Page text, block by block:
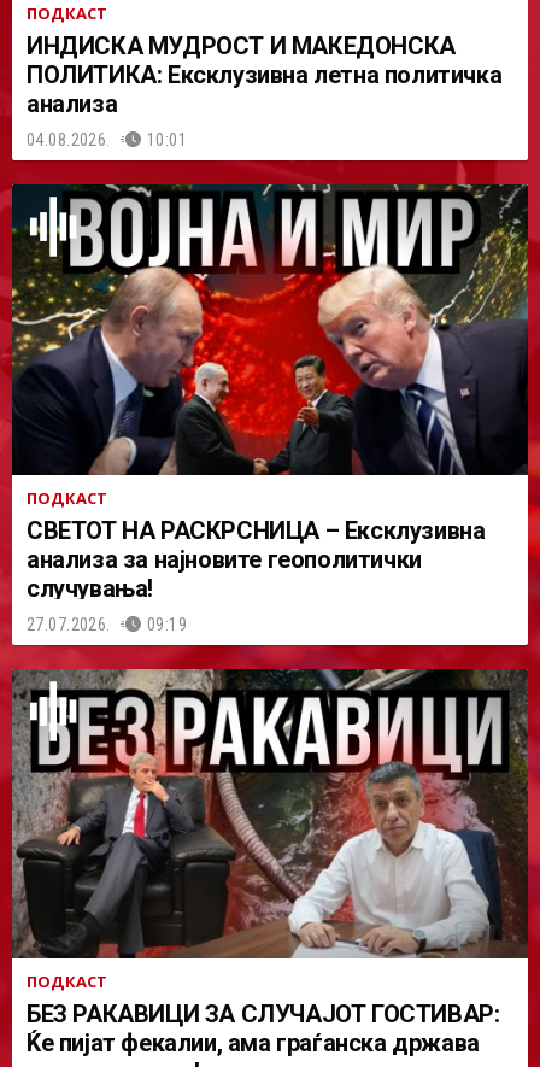
ПОДКАСТ
ИНДИСКА МУДРОСТ И МАКЕДОНСКА
ПОЛИТИКА: Ексклузивна летна политичка
анализа
04.08.2026. 10:01
ПОДКАСТ
СВЕТОТ НА РАСКРСНИЦА – Ексклузивна
анализа за најновите геополитички
случувања!
27.07.2026. 09:19
ПОДКАСТ
БЕЗ РАКАВИЦИ ЗА СЛУЧАЈОТ ГОСТИВАР:
Ќе пијат фекалии, ама граѓанска држава